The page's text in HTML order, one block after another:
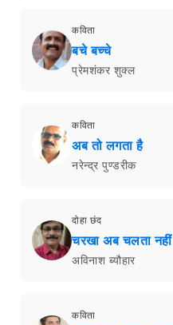
कविता
बचे बच्चे
प्रेमशंकर शुक्ल
कविता
अब तो लगता है
नरेन्द्र पुण्डरीक
दोहा छंद
चरखा अब चलता नहीं
अविनाश ब्यौहार
कविता